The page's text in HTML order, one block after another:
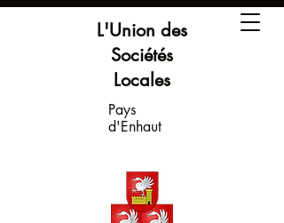
L'Union des
Sociétés
Locales
Pays
d'Enhaut